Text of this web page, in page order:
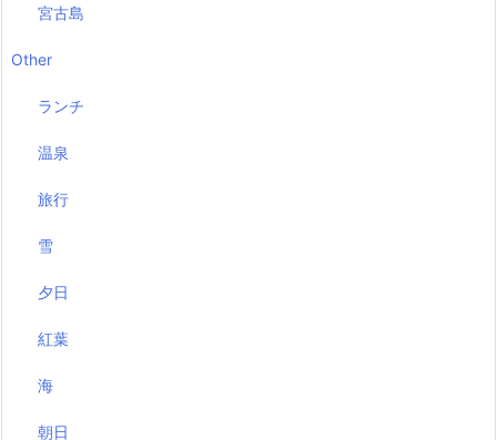
宮古島
Other
ランチ
温泉
旅行
雪
夕日
紅葉
海
朝日